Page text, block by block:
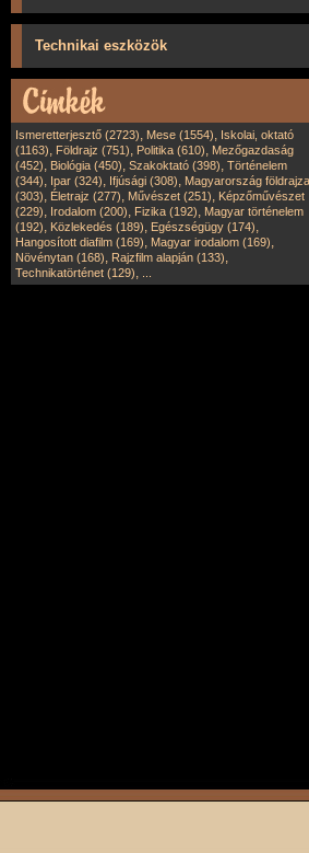
Technikai eszközök
Ismeretterjesztő (2723), Mese (1554), Iskolai, oktató
(1163), Földrajz (751), Politika (610), Mezőgazdaság
(452), Biológia (450), Szakoktató (398), Történelem
(344), Ipar (324), Ifjúsági (308), Magyarország földrajza
(303), Életrajz (277), Művészet (251), Képzőművészet
(229), Irodalom (200), Fizika (192), Magyar történelem
(192), Közlekedés (189), Egészségügy (174),
Hangosított diafilm (169), Magyar irodalom (169),
Növénytan (168), Rajzfilm alapján (133),
Technikatörténet (129),